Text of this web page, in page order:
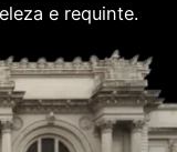
e requinte.